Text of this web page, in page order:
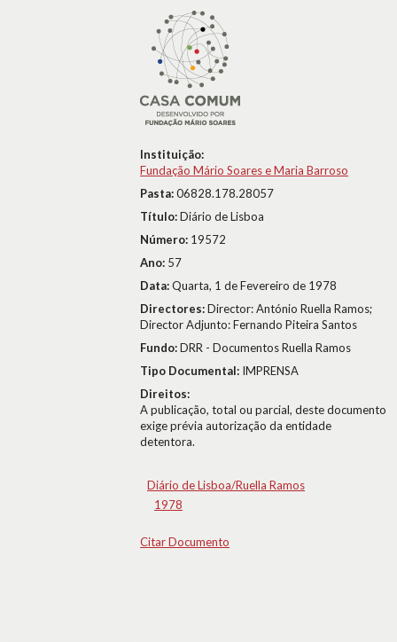
Instituição:
Fundação Mário Soares e Maria Barroso
Pasta:06828.178.28057
Título:Diário de Lisboa
Número: 19572
Ano: 57
Data:Quarta, 1 de Fevereiro de 1978
Directores:Director: António Ruella Ramos;
Director Adjunto: Fernando Piteira Santos
Fundo:DRR - Documentos Ruella Ramos
Tipo Documental: IMPRENSA
Direitos:
A publicação, total ou parcial, deste documento
exige prévia autorização da entidade
detentora.
Diário de Lisboa/Ruella Ramos
1978
Citar Documento